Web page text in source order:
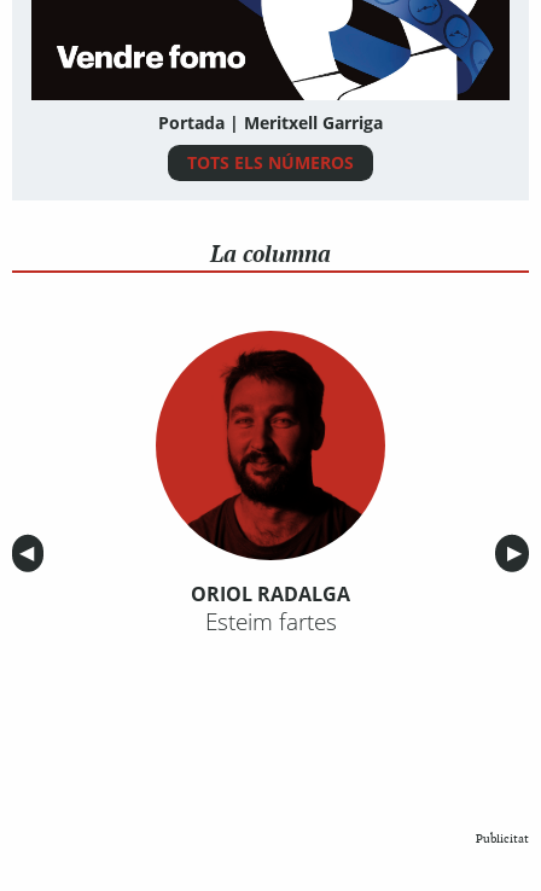
Portada | Meritxell Garriga
TOTS ELS NÚMEROS
La columna
Anterior
◀︎ ▶︎
ORIOL RADALGA
Esteim fartes
Publicitat